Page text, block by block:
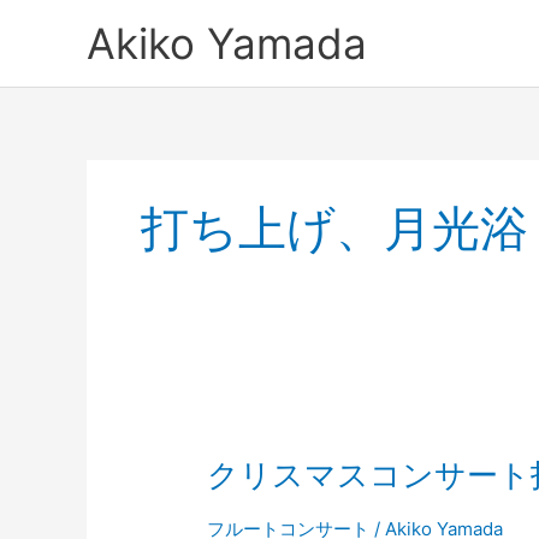
Akiko Yamada
打ち上げ、月光浴
クリスマスコンサー
フルートコンサート / Akiko Yamada
ス
マ
ス